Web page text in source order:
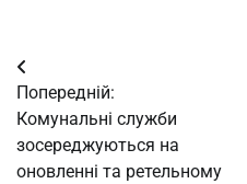
Навігація
записів
Попередній:
Комунальні служби
зосереджуються на
оновленні та ретельному